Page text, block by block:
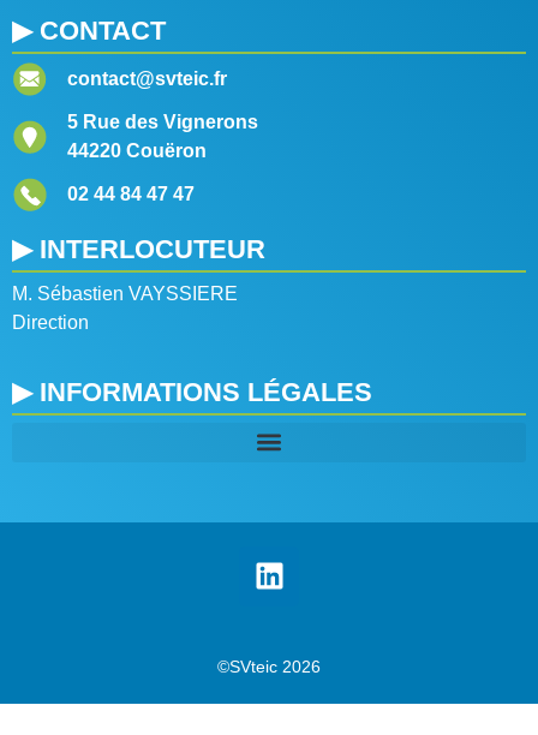
▶ CONTACT
contact@svteic.fr
5 Rue des Vignerons
44220 Couëron
02 44 84 47 47
▶ INTERLOCUTEUR
M. Sébastien VAYSSIERE
Direction
▶ INFORMATIONS LÉGALES
©SVteic 2026